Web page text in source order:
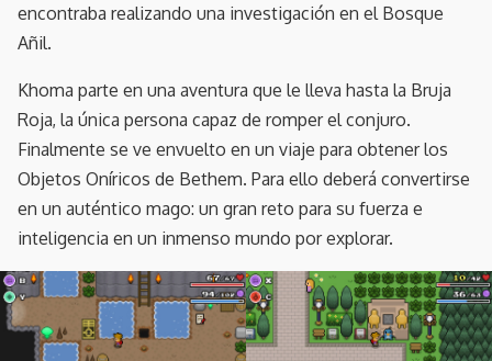
encontraba realizando una investigación en el Bosque
Añil.
Khoma parte en una aventura que le lleva hasta la Bruja
Roja, la única persona capaz de romper el conjuro.
Finalmente se ve envuelto en un viaje para obtener los
Objetos Oníricos de Bethem. Para ello deberá convertirse
en un auténtico mago: un gran reto para su fuerza e
inteligencia en un inmenso mundo por explorar.